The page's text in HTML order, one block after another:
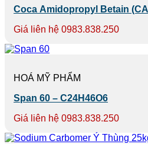
Coca Amidopropyl Betain
Giá liên hệ 0983.838.250
HOÁ MỸ PHẨM
Span 60 – C24H46O6
Giá liên hệ 0983.838.250